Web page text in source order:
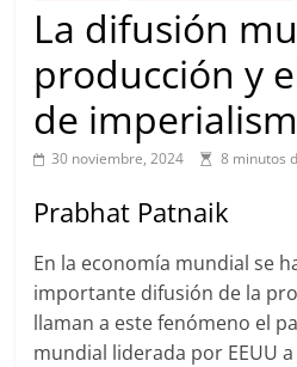
La difusión
producción y
de
30 noviembre, 2024 8 minutos
Prabhat Patnaik
En la economía mundial se
importante difusión de la
llaman a este fenómeno el
mundial liderada por EEUU